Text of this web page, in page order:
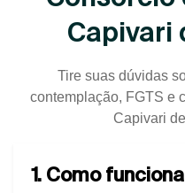
Capivari
Tire suas dúvidas
contemplação, FGTS e
Capivari
1. Como